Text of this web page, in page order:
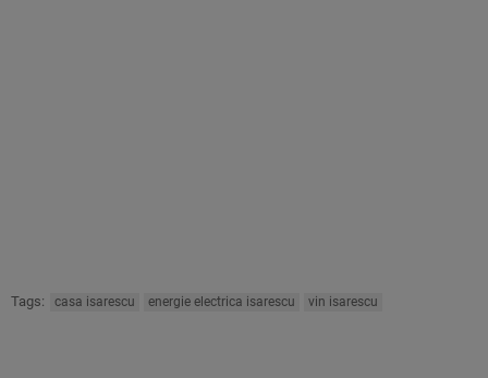
Tags: casa isarescu energie electrica isarescu vin isarescu